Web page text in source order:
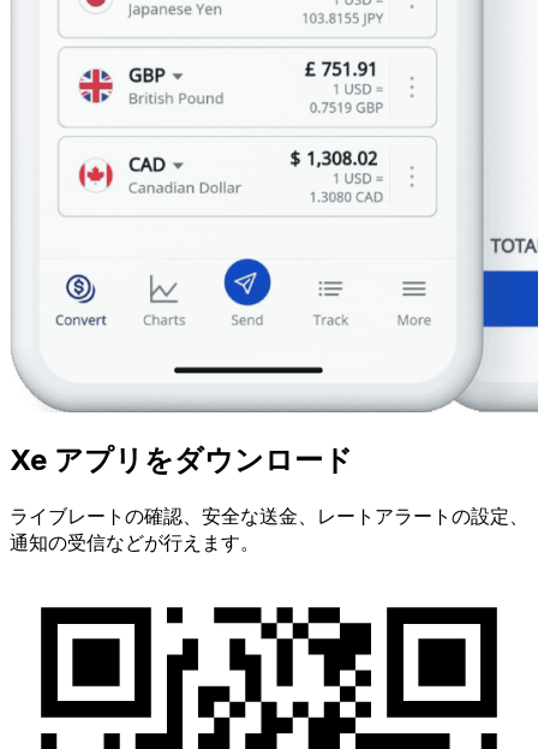
Xe アプリをダウンロード
ライブレートの確認、安全な送金、レートアラートの設定、
通知の受信などが行えます。